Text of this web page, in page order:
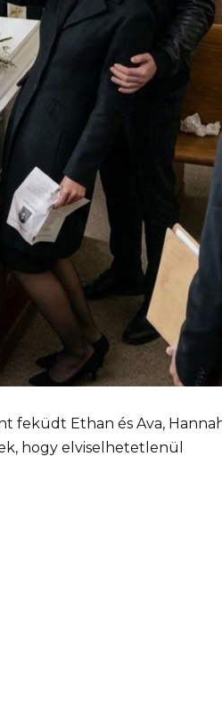
feküdt Ethan és Ava,
hogy elviselhetetlenül